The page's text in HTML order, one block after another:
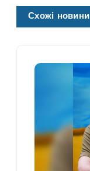
Схожі новини